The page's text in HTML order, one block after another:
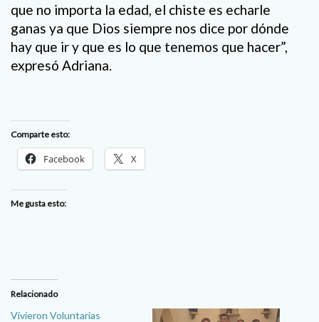
que no importa la edad, el chiste es echarle
ganas ya que Dios siempre nos dice por dónde
hay que ir y que es lo que tenemos que hacer”,
expresó Adriana.
Comparte esto:
Facebook X
Me gusta esto:
Relacionado
Vivieron Voluntarias